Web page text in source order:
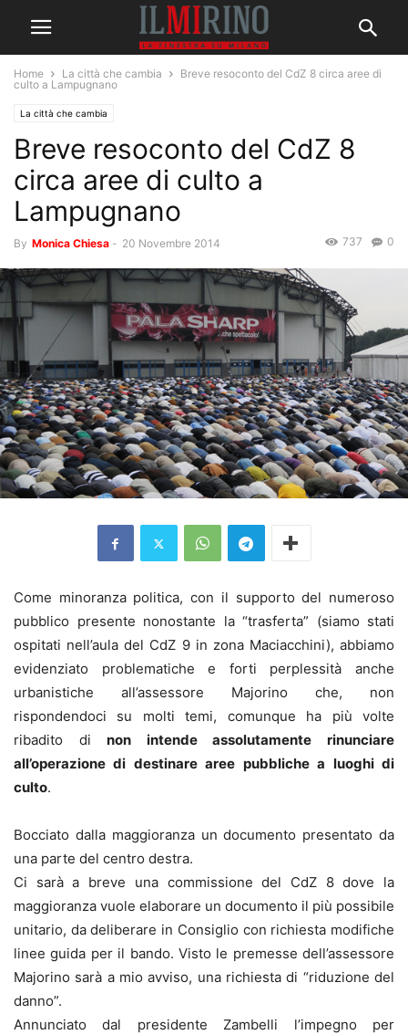
Home La città che cambia
Breve resoconto del CdZ 8 circa aree di
culto a Lampugnano
La città che cambia
Breve resoconto del CdZ 8
circa aree di culto a
Lampugnano
By Monica Chiesa - 20 Novembre 2014 0
737
Come minoranza politica, con il supporto del numeroso
pubblico presente nonostante la “trasferta” (siamo stati
ospitati nell’aula del CdZ 9 in zona Maciacchini), abbiamo
evidenziato problematiche e forti perplessità anche
urbanistiche all’assessore Majorino che, non
rispondendoci su molti temi, comunque ha più volte
ribadito dinon intende assolutamente rinunciare
all’operazione di destinare aree pubbliche a luoghi di
culto.
Bocciato dalla maggioranza un documento presentato da
una parte del centro destra.
Ci sarà a breve una commissione del CdZ 8 dove la
maggioranza vuole elaborare un documento il più possibile
unitario, da deliberare in Consiglio con richiesta modifiche
linee guida per il bando. Visto le premesse dell’assessore
Majorino sarà a mio avviso, una richiesta di “riduzione del
danno”.
Annunciato dal presidente Zambelli l’impegno per